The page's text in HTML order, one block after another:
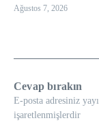
Ağustos 7, 2026
Cevap bırakın
E-posta adresiniz
işaretlenmişlerdir